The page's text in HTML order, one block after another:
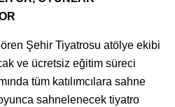
Şehir Tiyatrosu atölye ekibi
ve ücretsiz eğitim süreci
tüm katılımcılara sahne
sahnelenecek tiyatro